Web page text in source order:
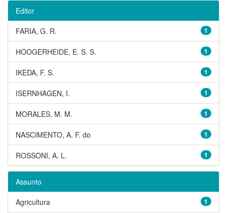
Editor
1
FARIA, G. R.
1
HOOGERHEIDE, E. S. S.
1
IKEDA, F. S.
1
ISERNHAGEN, I.
1
MORALES, M. M.
1
NASCIMENTO, A. F. do
1
ROSSONI, A. L.
Assunto
1
Agricultura